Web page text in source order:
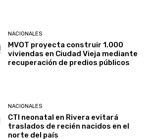
NACIONALES
MVOT proyecta construir 1.000
viviendas en Ciudad Vieja mediante
recuperación de predios públicos
NACIONALES
CTI neonatal en Rivera evitará
traslados de recién nacidos en el
norte del país